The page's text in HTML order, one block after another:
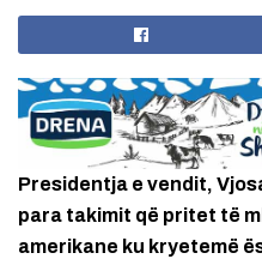
Presidentja e vendit,
para takimit që pritet të
amerikane ku kryetemë